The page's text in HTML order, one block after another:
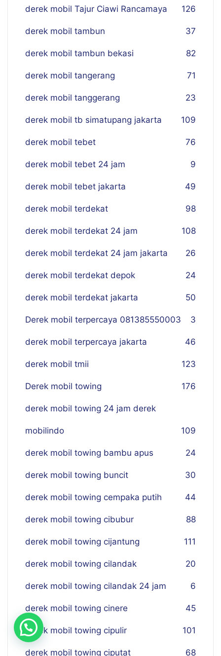
derek mobil Tajur Ciawi Rancamaya 126
derek mobil tambun 37
derek mobil tambun bekasi 82
derek mobil tangerang 71
derek mobil tanggerang 23
derek mobil tb simatupang jakarta 109
derek mobil tebet 76
derek mobil tebet 24 jam 9
derek mobil tebet jakarta 49
derek mobil terdekat 98
derek mobil terdekat 24 jam 108
derek mobil terdekat 24 jam jakarta 26
derek mobil terdekat depok 24
derek mobil terdekat jakarta 50
Derek mobil terpercaya 081385550003 3
derek mobil terpercaya jakarta 46
derek mobil tmii 123
Derek mobil towing 176
derek mobil towing 24 jam derek
mobilindo 109
derek mobil towing bambu apus 24
derek mobil towing buncit 30
derek mobil towing cempaka putih 44
derek mobil towing cibubur 88
derek mobil towing cijantung 111
derek mobil towing cilandak 20
derek mobil towing cilandak 24 jam 6
derek mobil towing cinere 45
derek mobil towing cipulir 101
derek mobil towing ciputat 68